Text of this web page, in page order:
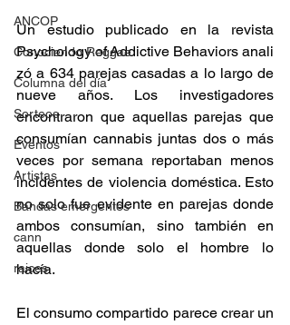
ANCOP
Conociendo Reggae
Columna del día
Sorteos
Eventos
Artistas
Bandas emergentes
cann
raices
Un estudio publicado en la revista
Psychology of Addictive Behaviors anali
zó a 634 parejas casadas a lo largo de
nueve años. Los investigadores
encontraron que aquellas parejas que
consumían cannabis juntas dos o más
veces por semana reportaban menos
incidentes de violencia doméstica. Esto
no solo fue evidente en parejas donde
ambos consumían, sino también en
aquellas donde solo el hombre lo
hacía.
El consumo compartido parece crear un